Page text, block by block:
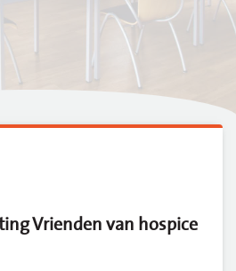
Vrienden van hospice